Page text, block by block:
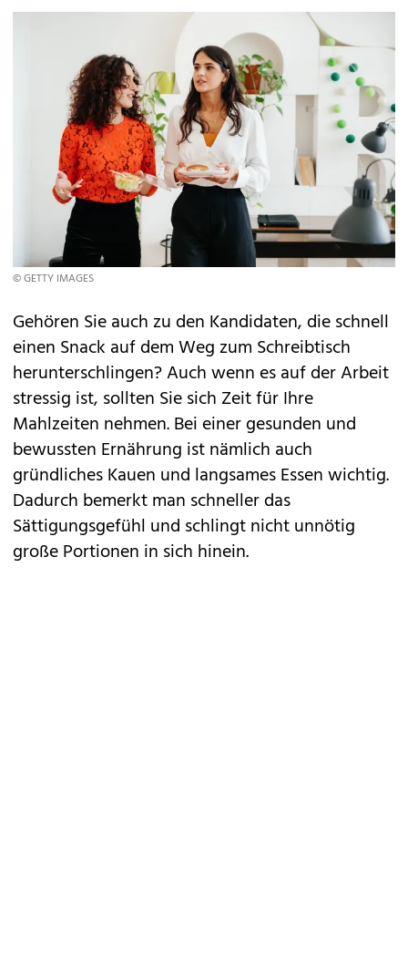
© GETTY IMAGES
Gehören Sie auch zu den Kandidaten, die schnell
einen Snack auf dem Weg zum Schreibtisch
herunterschlingen? Auch wenn es auf der Arbeit
stressig ist, sollten Sie sich Zeit für Ihre
Mahlzeiten nehmen. Bei einer gesunden und
bewussten Ernährung ist nämlich auch
gründliches Kauen und langsames Essen wichtig.
Dadurch bemerkt man schneller das
Sättigungsgefühl und schlingt nicht unnötig
große Portionen in sich hinein.